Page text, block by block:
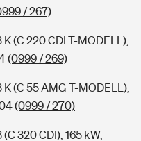
/ 267)
(C 220 CDI T-MODELL),
(0999 / 269)
(C 55 AMG T-MODELL),
(0999 / 270)
320 CDI), 165 kW,